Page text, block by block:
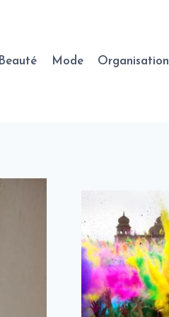
Beauté Mode Organisation